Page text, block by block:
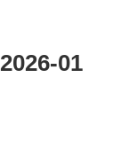
2026-01